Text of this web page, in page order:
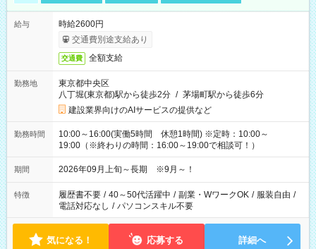
給与
時給2600円
交通費別途支給あり
交通費 全額支給
勤務地
東京都中央区
八丁堀(東京都)駅から徒歩2分 / 茅場町駅から徒歩6分
建設業界向けのAIサービスの提供など
勤務時間
10:00～16:00(実働5時間 休憩1時間) ※定時：10:00～
19:00（※終わりの時間：16:00～19:00で相談可！）
期間 2026年09月上旬～長期 ※9月～！
特徴 履歴書不要 / 40～50代活躍中 / 副業・WワークOK / 服装自由 /
電話対応なし / パソコンスキル不要
気になる！ 応募する 詳細へ